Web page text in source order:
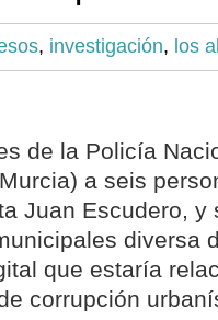
, investigación, los
de la Policía
a seis
Juan Escudero, y
diversa
que estaría
corrupción